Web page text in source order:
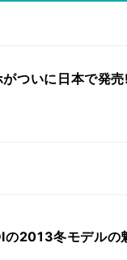
ついに日本で発
の2013冬モデルの